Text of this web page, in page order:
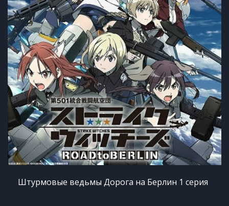
Штурмовые ведьмы Дорога на Берлин 1 серия